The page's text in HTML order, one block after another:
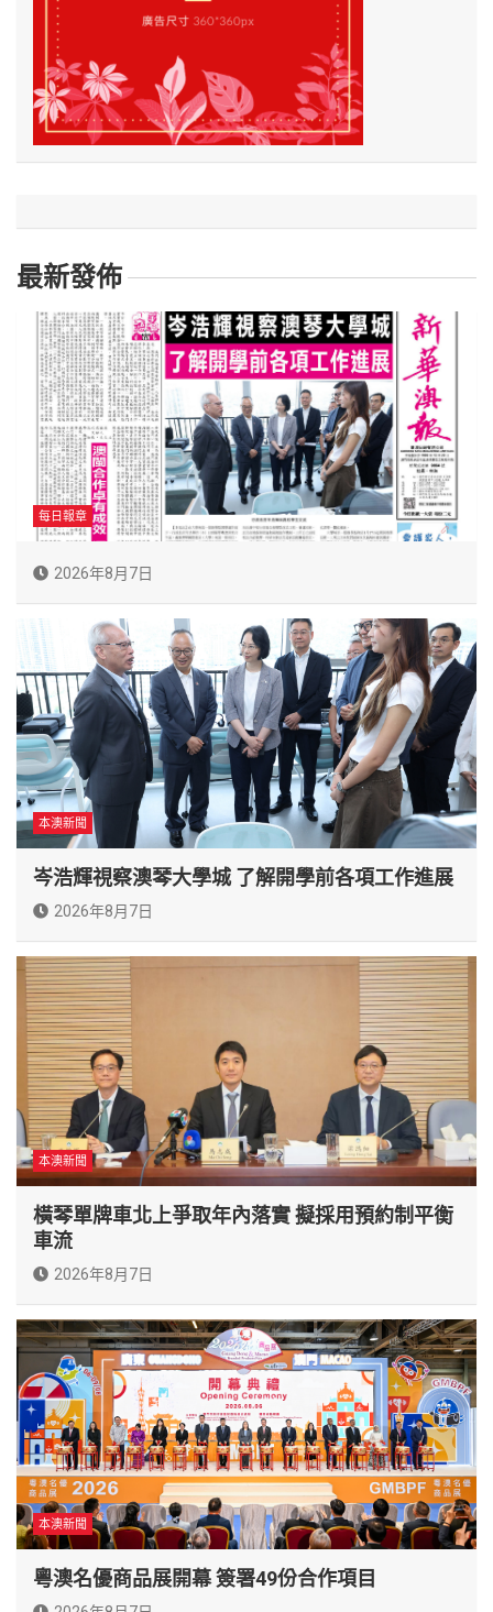
最新發佈
每日報章
2026年8月7日
本澳新聞
岑浩輝視察澳琴大學城 了解開學前各項工作進展
2026年8月7日
本澳新聞
橫琴單牌車北上爭取年內落實 擬採用預約制平衡
車流
2026年8月7日
本澳新聞
粵澳名優商品展開幕 簽署49份合作項目